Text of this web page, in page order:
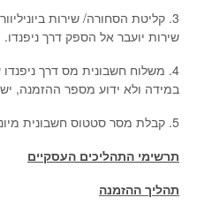
3. קליטת הסחורה/ שירות
שירות יועבר אל הספק דרך ניפנדו.
4. משלוח חשבונית מס דרך
במידה ולא ידוע מספר ההזמנה,
5. קבלת מסר סטטוס חשבונית מיוניליוור דרך ניפנדו.
תרשימי התהליכים העסקיים
תהליך ההזמנה